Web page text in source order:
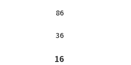
86
36
16